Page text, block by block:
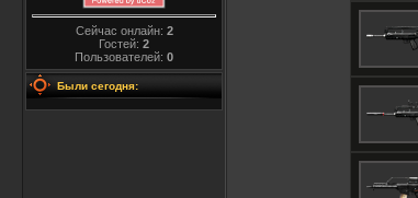
Сейчас онлайн: 2
Гостей: 2
Пользователей: 0
Были сегодня: